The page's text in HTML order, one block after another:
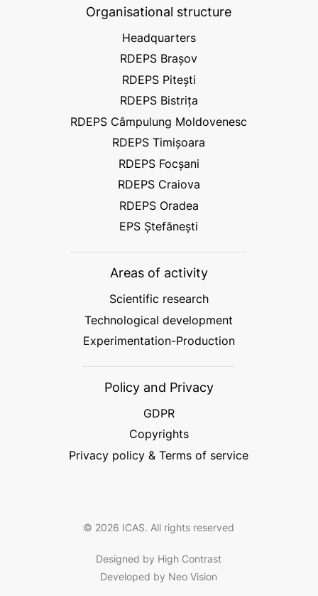
Organisational structure
Headquarters
RDEPS Brașov
RDEPS Pitești
RDEPS Bistrița
RDEPS Câmpulung Moldovenesc
RDEPS Timișoara
RDEPS Focșani
RDEPS Craiova
RDEPS Oradea
EPS Ștefănești
Areas of activity
Scientific research
Technological development
Experimentation-Production
Policy and Privacy
GDPR
Copyrights
Privacy policy & Terms of service
© 2026 ICAS. All rights reserved
Designed by High Contrast
Developed by Neo Vision